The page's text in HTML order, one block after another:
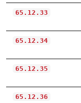
65.12.33
65.12.34
65.12.35
65.12.36